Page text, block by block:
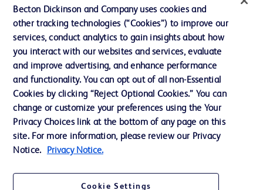
职业发展
联系我们
主动召回
联系我们
Cookie 政策
隐私政策
Becton Dickinson and Company uses cookies and
other tracking technologies (“Cookies”) to improve our
services, conduct analytics to gain insights about how
you interact with our websites and services, evaluate
and improve advertising, and enhance performance
and functionality. You can opt out of all non-Essential
Cookies by clicking “Reject Optional Cookies.” You can
change or customize your preferences using the Your
Privacy Choices link at the bottom of any page on this
site. For more information, please review our Privacy
Notice.
Privacy Notice.
Cookie Settings